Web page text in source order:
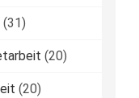
(31)
(20)
(20)